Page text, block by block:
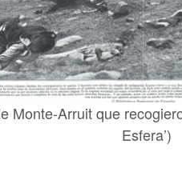
Monte-Arruit que
Esfera’)